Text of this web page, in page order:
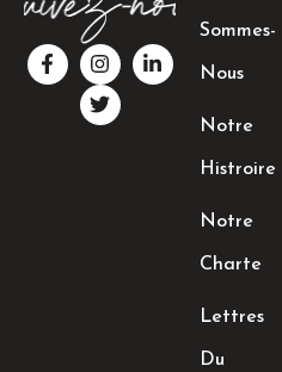
F
a
c
I
n
s
t
a
L
i
n
T
w
i
t
t
Sommes-
Nous
Notre
Histroire
Notre
Charte
Lettres
Du